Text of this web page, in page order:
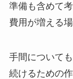
準備も含めて
費用が増える
手間について
続けるための